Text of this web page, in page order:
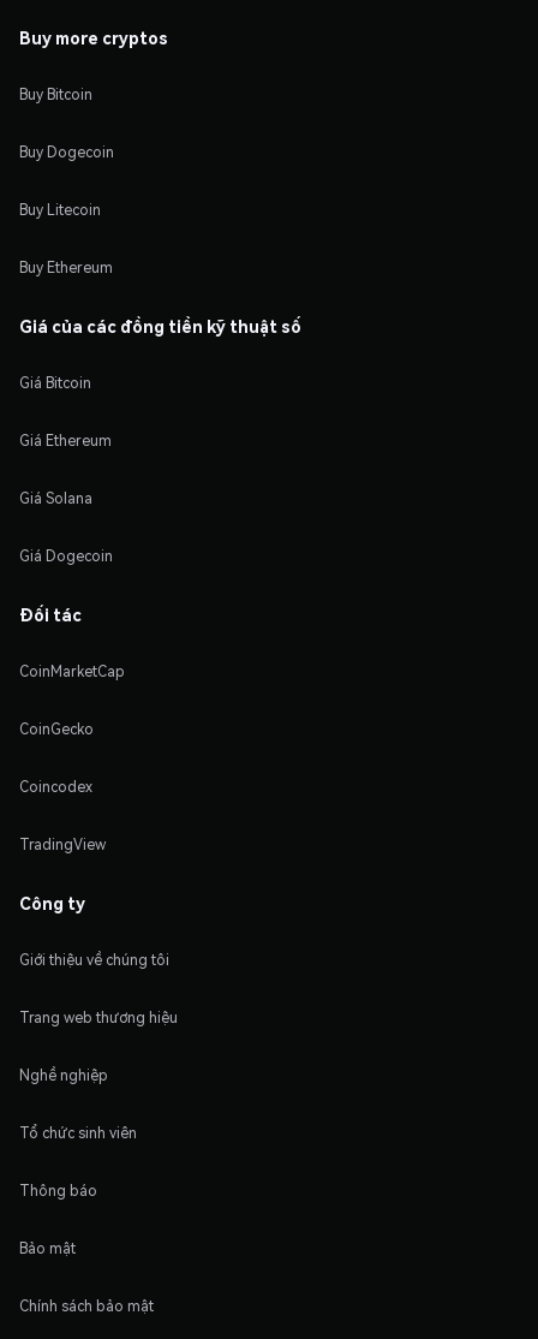
Buy more cryptos
Buy Bitcoin
Buy Dogecoin
Buy Litecoin
Buy Ethereum
Giá của các đồng tiền kỹ thuật số
Giá Bitcoin
Giá Ethereum
Giá Solana
Giá Dogecoin
Đối tác
CoinMarketCap
CoinGecko
Coincodex
TradingView
Công ty
Giới thiệu về chúng tôi
Trang web thương hiệu
Nghề nghiệp
Tổ chức sinh viên
Thông báo
Bảo mật
Chính sách bảo mật